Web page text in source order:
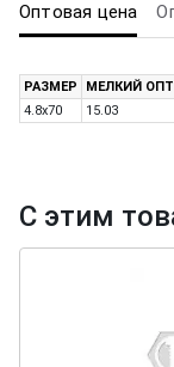
Оптовая цена
РАЗМЕР МЕЛКИЙ
4.8x70
15.03
С этим